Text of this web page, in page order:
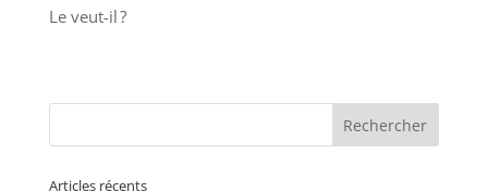
Le veut-il ?
Articles récents